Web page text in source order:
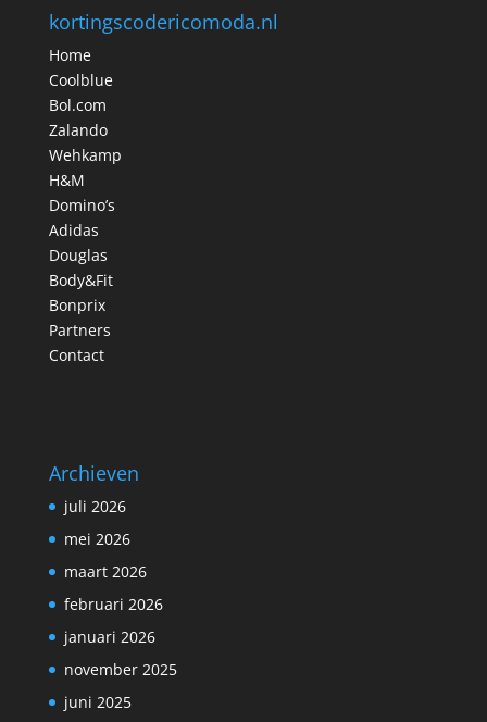
kortingscodericomoda.nl
Home
Coolblue
Bol.com
Zalando
Wehkamp
H&M
Domino’s
Adidas
Douglas
Body&Fit
Bonprix
Partners
Contact
Archieven
juli 2026
mei 2026
maart 2026
februari 2026
januari 2026
november 2025
juni 2025